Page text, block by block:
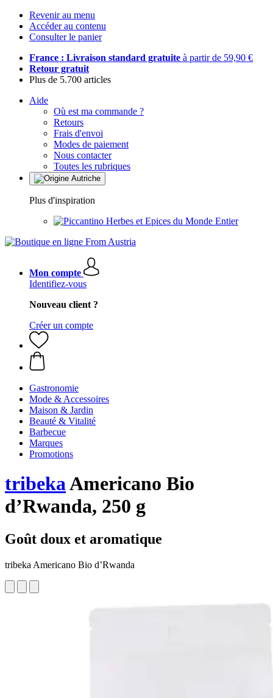
Revenir au menu
Accéder au contenu
Consulter le panier
France : Livraison standard gratuite à partir de 59,90 €
Retour gratuit
Plus de 5.700 articles
Aide
Où est ma commande ?
Retours
Frais d'envoi
Modes de paiement
Nous contacter
Toutes les rubriques
Plus d'inspiration
Herbes et Epices du Monde Entier
Mon compte
Identifiez-vous
Nouveau client ?
Créer un compte
Gastronomie
Mode & Accessoires
Maison & Jardin
Beauté & Vitalité
Barbecue
Marques
Promotions
tribekaAmericano Bio
d’Rwanda, 250 g
Goût doux et aromatique
tribeka Americano Bio d’Rwanda